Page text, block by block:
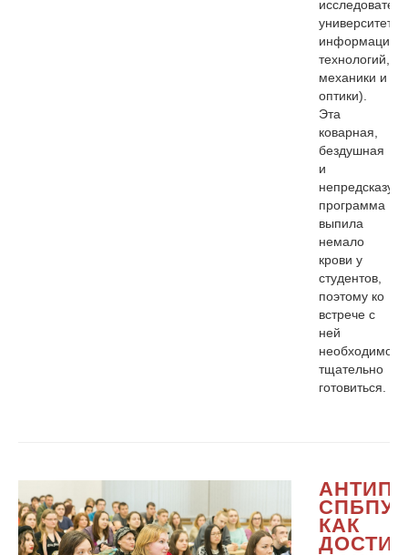
университет
технологий,
механики и
оптики).
Эта
коварная,
бездушная
и
программа
выпила
немало
крови у
студентов,
поэтому ко
встрече с
ней
необходимо
тщательно
готовиться.
СПБПУ:
КАК